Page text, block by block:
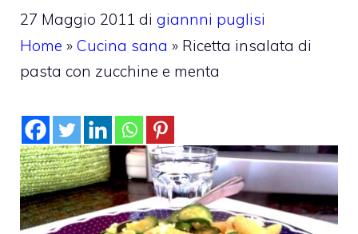
27 Maggio 2011 di giannni puglisi
Home » Cucina sana » Ricetta insalata di
pasta con zucchine e menta